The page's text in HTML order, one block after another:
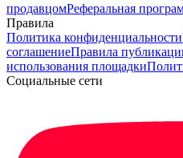
продавцомРеферальная
Правила
Политика конфиденциальности
соглашениеПравила
использования площадки
Социальные сети